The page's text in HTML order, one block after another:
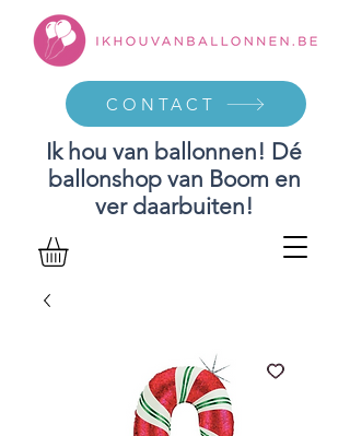
Ik hou van ballonnen! Dé
ballonshop van Boom en
ver daarbuiten!
CONTACT